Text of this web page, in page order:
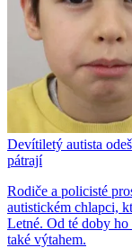
Devítiletý autista
pátrají
Rodiče a policisté
autistickém chlapci,
Letné. Od té doby
také výtahem.